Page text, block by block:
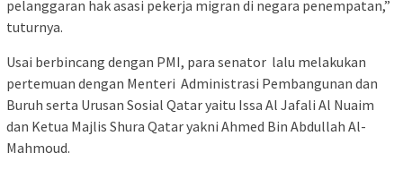
pelanggaran hak asasi pekerja migran di negara penempatan,”
tuturnya.
Usai berbincang dengan PMI, para senator lalu melakukan
pertemuan dengan Menteri Administrasi Pembangunan dan
Buruh serta Urusan Sosial Qatar yaitu Issa Al Jafali Al Nuaim
dan Ketua Majlis Shura Qatar yakni Ahmed Bin Abdullah Al-
Mahmoud.